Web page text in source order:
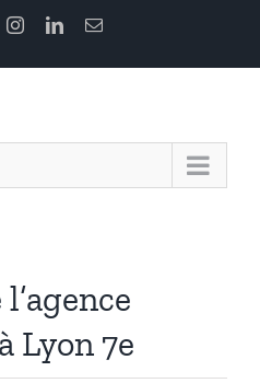
InstagramLinkedInEmail
Lyon 7e